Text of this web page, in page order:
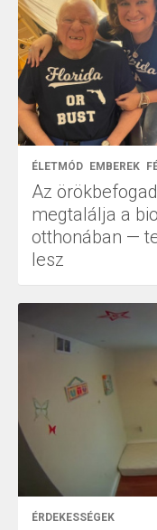
ÉLETMÓD EMBEREK
Az
megtalálja a
otthonában —
lesz
ÉRDEKESSÉGEK